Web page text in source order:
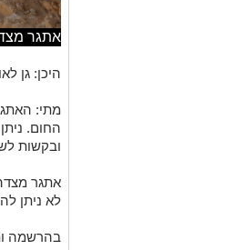
אתגר
היכן: גן
החום.
ובקשות
אתגר
לא ניתן
בהרשמה